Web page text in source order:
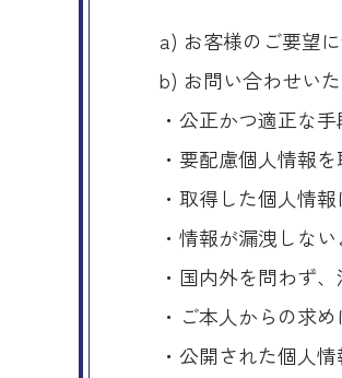
a) お客様のご要望
b) お問い合わせい
・公正かつ適正な
・要配慮個人情報
・取得した個人情
・情報が漏洩しな
・国内外を問わず
・ご本人からの求
・公開された個人